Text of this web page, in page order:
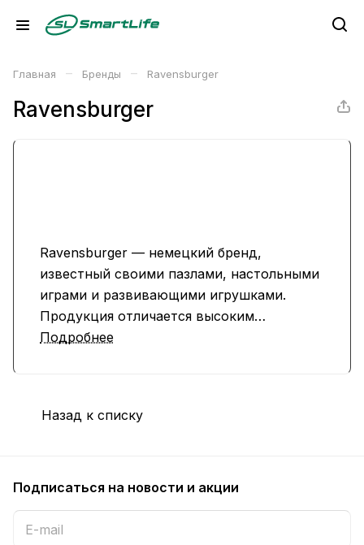
Главная – Бренды – Ravensburger
Ravensburger
Ravensburger — немецкий бренд,
известный своими пазлами, настольными
играми и развивающими игрушками.
Продукция отличается высоким
качеством, ярким дизайном и
Подробнее
Назад к списку
Подписаться на новости и акции